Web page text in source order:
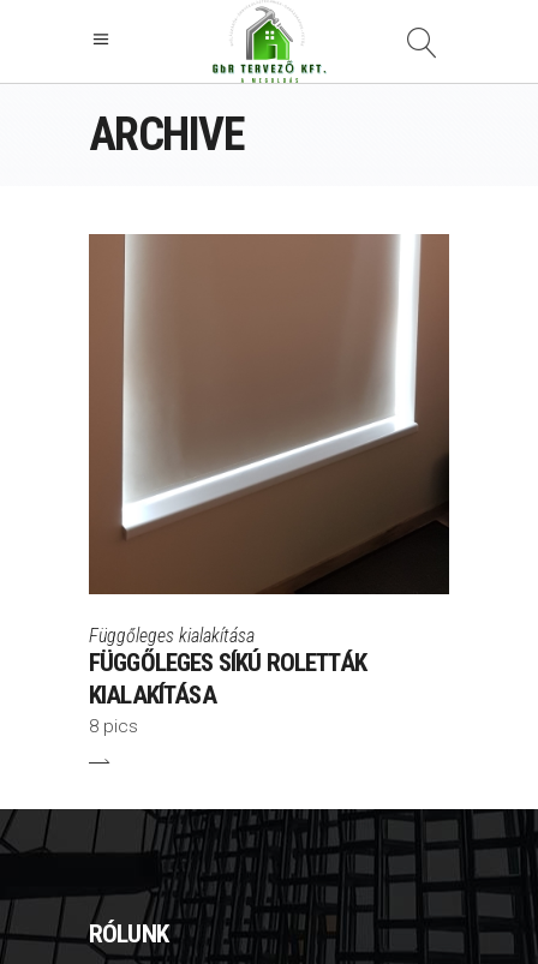
ARCHIVE
Függőleges kialakítása
FÜGGŐLEGES SÍKÚ ROLETTÁK
KIALAKÍTÁSA
8 pics
RÓLUNK